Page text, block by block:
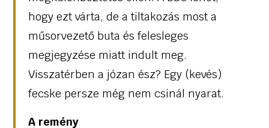
hogy ezt várta, de a tiltakozás most a
műsorvezető buta és felesleges
megjegyzése miatt indult meg.
Visszatérben a józan ész? Egy (kevés)
fecske persze még nem csinál nyarat.
A remény